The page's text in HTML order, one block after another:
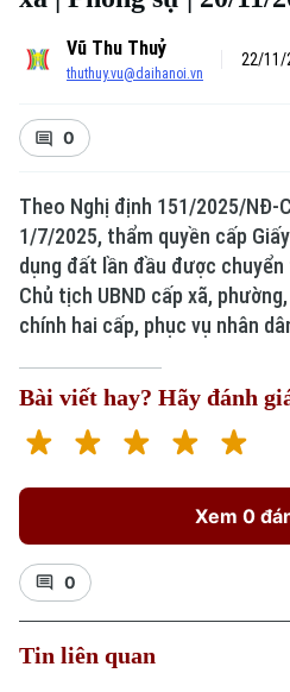
Vũ Thu Thuỷ
thuthuy.vu@daihanoi.vn
22/11/
0
Theo Nghị định 151/2025/NĐ-
1/7/2025, thẩm quyền cấp
dụng đất lần đầu được chuyển
Chủ tịch UBND cấp xã,
chính hai cấp, phục vụ nhân
Bài viết hay? Hãy đánh
Xem 0
0
Tin liên quan